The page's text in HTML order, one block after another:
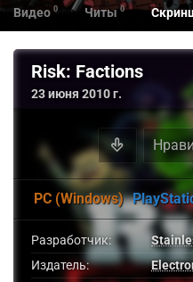
Видео 0 Читы 0
Risk: Factions
23 июня 2010 г.
PC (Windows)
Разработчик:
Издатель: